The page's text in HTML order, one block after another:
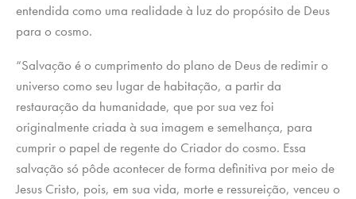
entendida como uma realidade à luz do propósito de Deus
para o cosmo.
“Salvação é o cumprimento do plano de Deus de redimir o
universo como seu lugar de habitação, a partir da
restauração da humanidade, que por sua vez foi
originalmente criada à sua imagem e semelhança, para
cumprir o papel de regente do Criador do cosmo. Essa
salvação só pôde acontecer de forma definitiva por meio de
Jesus Cristo, pois, em sua vida, morte e ressureição, venceu o